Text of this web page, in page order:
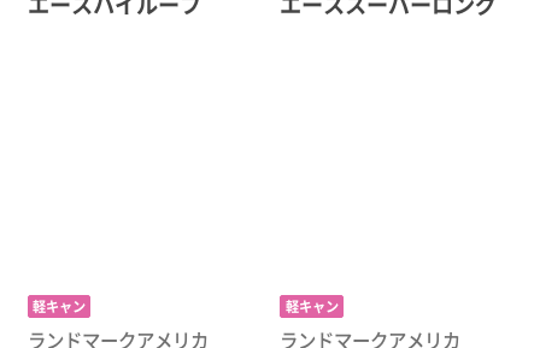
軽キャン
ランドマークアメリカ
軽キャン
ランドマークアメリカ